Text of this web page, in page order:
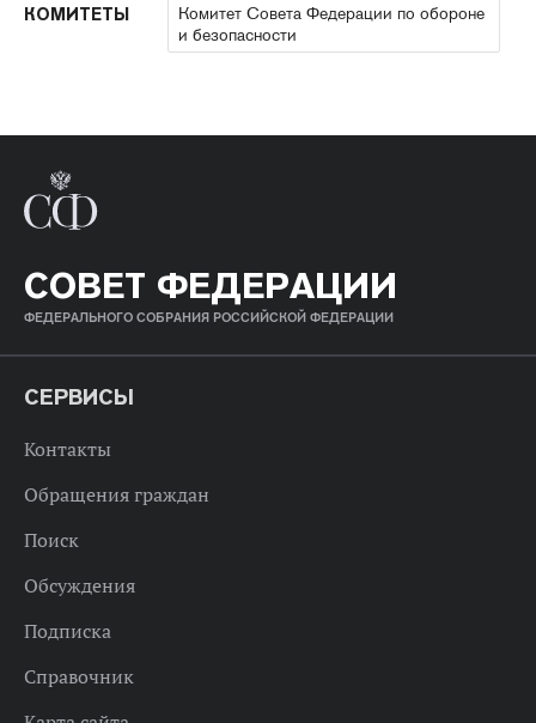
КОМИТЕТЫ
Комитет Совета Федерации по обороне
и безопасности
СОВЕТ ФЕДЕРАЦИИ
ФЕДЕРАЛЬНОГО СОБРАНИЯ РОССИЙСКОЙ ФЕДЕРАЦИИ
СЕРВИСЫ
Контакты
Обращения граждан
Поиск
Обсуждения
Подписка
Справочник